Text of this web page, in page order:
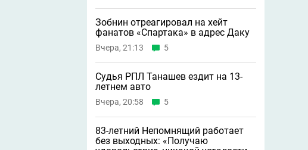
Зобнин отреагировал на хейт
фанатов «Спартака» в адрес Даку
Вчера, 21:13 5
Судья РПЛ Танашев ездит на 13-
летнем авто
Вчера, 20:58 5
83-летний Непомнящий работает
без выходных: «Получаю